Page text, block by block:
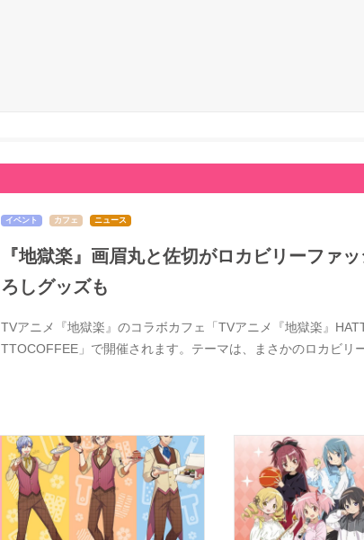
イベント カフェ ニュース
『地獄楽』画眉丸と佐切がロカビリーファ
ろしグッズも
TVアニメ『地獄楽』のコラボカフェ「TVアニメ『地獄楽』
TTOCOFFEE」で開催されます。テーマは、まさかのロカビリ